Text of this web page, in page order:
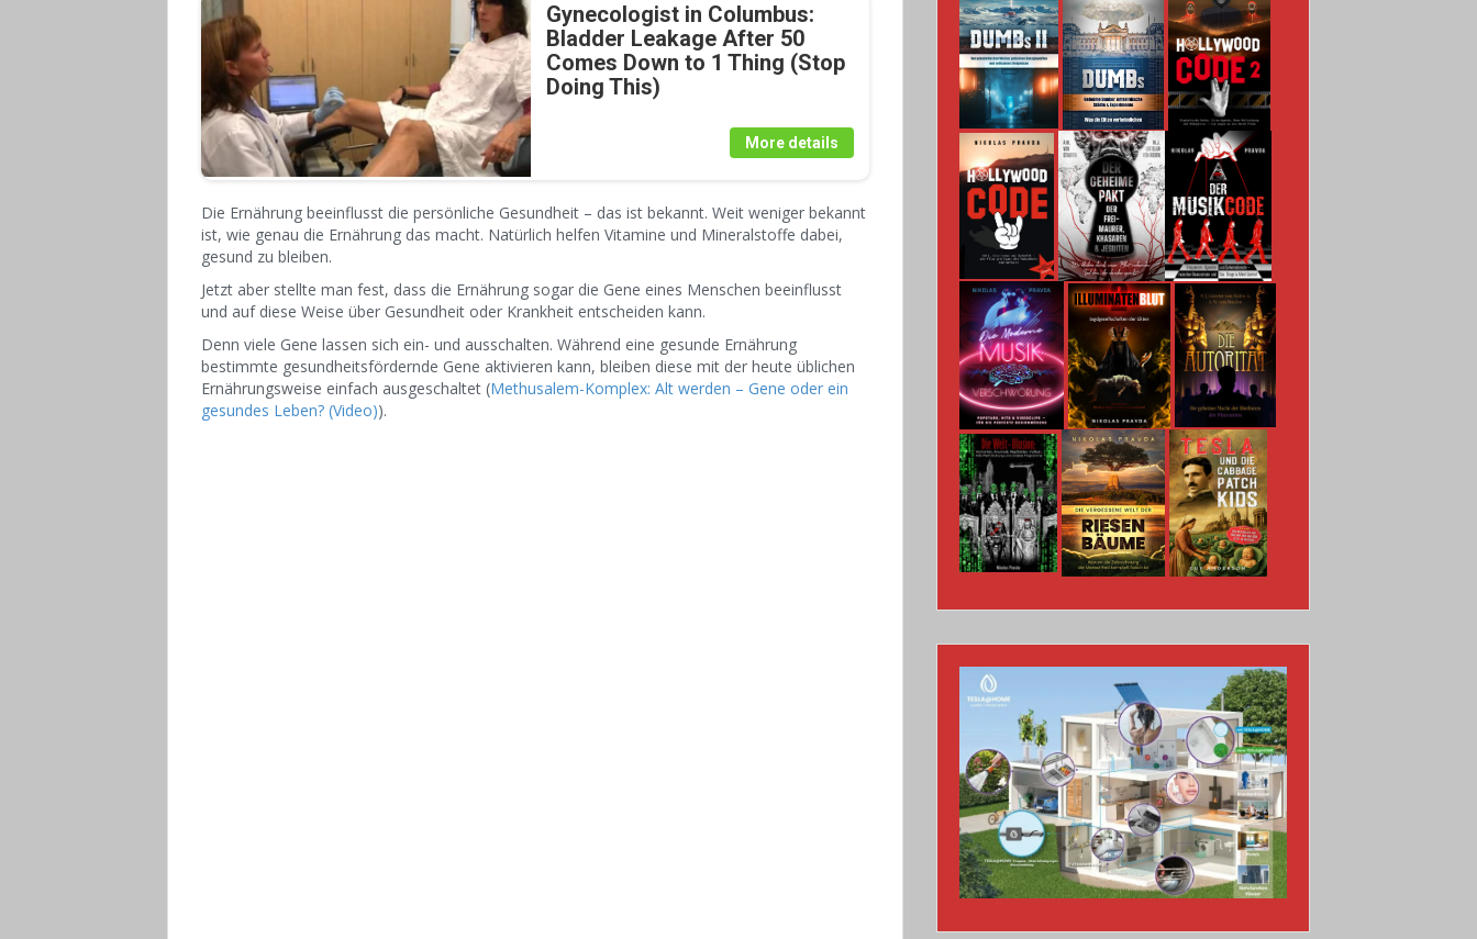
Gynecologist in Columbus:
Bladder Leakage After 50
Comes Down to 1 Thing (Stop
Doing This)
More details
Die Ernährung beeinflusst die persönliche Gesundheit – das ist bekannt. Weit weniger bekannt
ist, wie genau die Ernährung das macht. Natürlich helfen Vitamine und Mineralstoffe dabei,
gesund zu bleiben.
Jetzt aber stellte man fest, dass die Ernährung sogar die Gene eines Menschen beeinflusst
und auf diese Weise über Gesundheit oder Krankheit entscheiden kann.
Denn viele Gene lassen sich ein- und ausschalten. Während eine gesunde Ernährung
bestimmte gesundheitsfördernde Gene aktivieren kann, bleiben diese mit der heute üblichen
Ernährungsweise einfach ausgeschaltet (Methusalem-Komplex: Alt werden – Gene oder ein
gesundes Leben? (Video)).